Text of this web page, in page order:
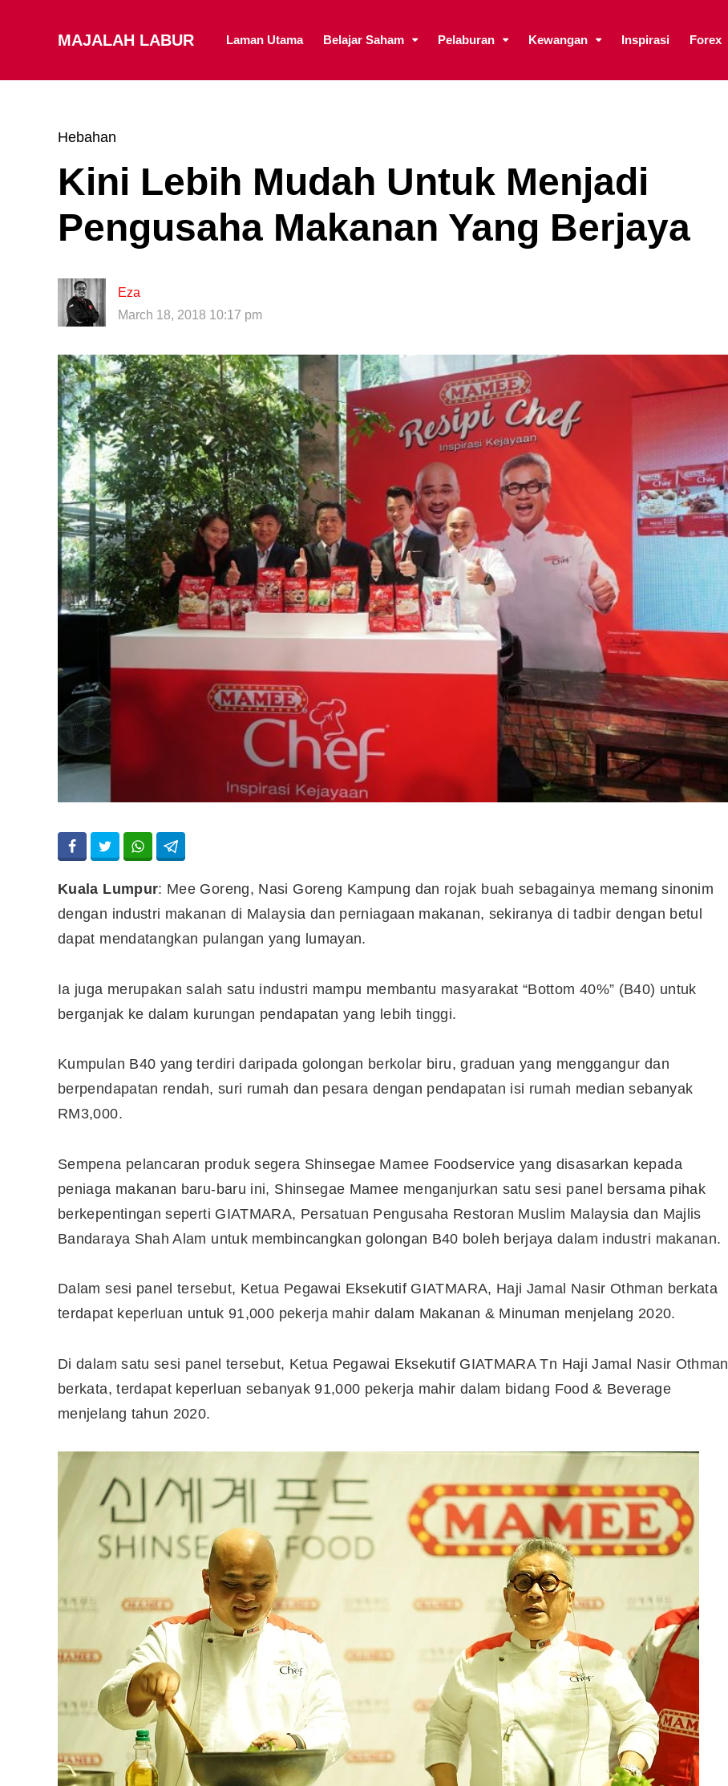
MAJALAH LABUR Laman Utama Belajar Saham Pelaburan Kewangan Inspirasi Forex
Hebahan
Kini Lebih Mudah Untuk Menjadi
Pengusaha Makanan Yang Berjaya
Eza
March 18, 2018 10:17 pm
Kuala Lumpur: Mee Goreng, Nasi Goreng Kampung dan rojak buah sebagainya memang sinonim
dengan industri makanan di Malaysia dan perniagaan makanan, sekiranya di tadbir dengan betul
dapat mendatangkan pulangan yang lumayan.
Ia juga merupakan salah satu industri mampu membantu masyarakat “Bottom 40%” (B40) untuk
berganjak ke dalam kurungan pendapatan yang lebih tinggi.
Kumpulan B40 yang terdiri daripada golongan berkolar biru, graduan yang menggangur dan
berpendapatan rendah, suri rumah dan pesara dengan pendapatan isi rumah median sebanyak
RM3,000.
Sempena pelancaran produk segera Shinsegae Mamee Foodservice yang disasarkan kepada
peniaga makanan baru-baru ini, Shinsegae Mamee menganjurkan satu sesi panel bersama pihak
berkepentingan seperti GIATMARA, Persatuan Pengusaha Restoran Muslim Malaysia dan Majlis
Bandaraya Shah Alam untuk membincangkan golongan B40 boleh berjaya dalam industri makanan.
Dalam sesi panel tersebut, Ketua Pegawai Eksekutif GIATMARA, Haji Jamal Nasir Othman berkata
terdapat keperluan untuk 91,000 pekerja mahir dalam Makanan & Minuman menjelang 2020.
Di dalam satu sesi panel tersebut, Ketua Pegawai Eksekutif GIATMARA Tn Haji Jamal Nasir Othman
berkata, terdapat keperluan sebanyak 91,000 pekerja mahir dalam bidang Food & Beverage
menjelang tahun 2020.
Editor Picks
Ini 15 Panduan Beginner
Perlu Tahu Tentang Pelaburan
Cara Buka Akaun Saham
(CDS) Maybank